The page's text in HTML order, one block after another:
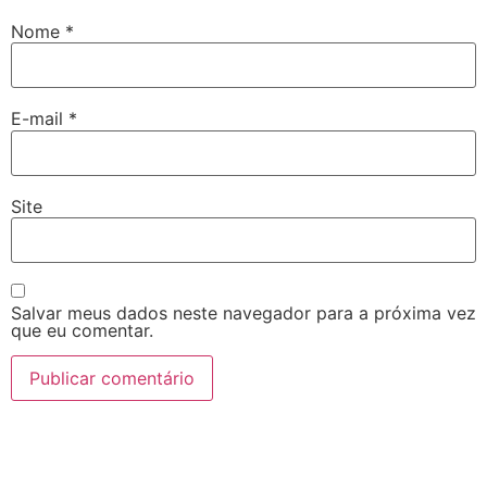
Nome *
E-mail *
Site
Salvar meus dados neste navegador para a próxima vez
que eu comentar.